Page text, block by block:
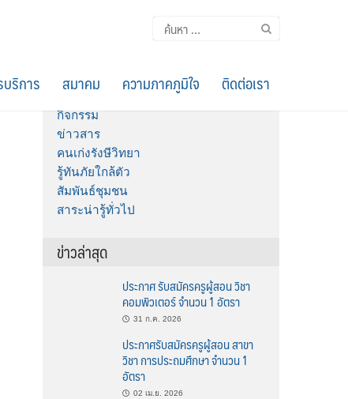
ค้นหา
สำหรับ:
ริการ สมาคม ความภาคภูมิใจ ติดต่อเรา
หมวดหมู่
กิจกรรม
ข่าวสาร
คนเก่งรังษีวิทยา
รู้ทันภัยใกล้ตัว
สัมพันธ์ชุมชน
สาระน่ารู้ทั่วไป
ข่าวล่าสุด
ประกาศ รับสมัครครูผู้สอน วิชา
คอมพิวเตอร์ จำนวน 1 อัตรา
31 ก.ค. 2026
ประกาศรับสมัครครูผู้สอน สาขา
วิชา การประถมศึกษา จำนวน 1
อัตรา
02 เม.ย. 2026